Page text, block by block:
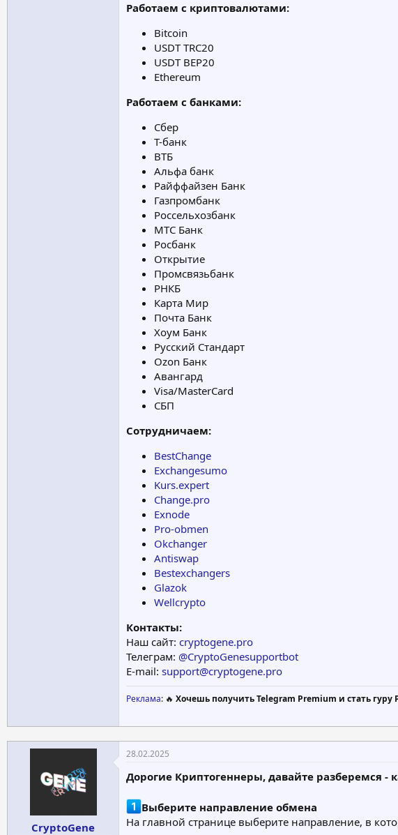
Работаем с криптовалютами:
Bitcoin
USDT TRC20
USDT BEP20
Ethereum
Работаем с банками:
Сбер
Т-банк
ВТБ
Альфа банк
Райффайзен Банк
Газпромбанк
Россельхозбанк
МТС Банк
Росбанк
Открытие
Промсвязьбанк
РНКБ
Карта Мир
Почта Банк
Хоум Банк
Русский Стандарт
Ozon Банк
Авангард
Visa/MasterCard
СБП
Сотрудничаем:
BestChange
Exchangesumo
Kurs.expert
Change.pro
Exnode
Pro-obmen
Okchanger
Antiswap
Bestexchangers
Glazok
Wellcrypto
Контакты:
Наш сайт: cryptogene.pro
Телеграм: @CryptoGenesupportbot
E-mail: support@cryptogene.pro
Реклама: 🔥 Хочешь получить Telegram Premium и стать гуру
CryptoGene
28.02.2025
Дорогие Криптогеннеры, давайте разберемся -
Выберите направление обмена
На главной странице выберите направление, в